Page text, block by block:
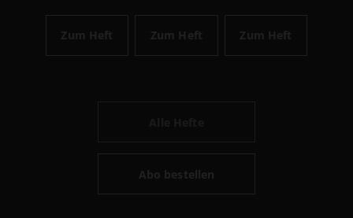
Zum Heft Zum Heft Zum Heft
Abo bestellen